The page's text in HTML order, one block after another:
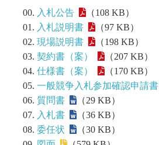
入札公告
（108 KB）
入札説明書
（97 KB）
現場説明書
（198 KB）
契約書（案）
（207 KB）
仕様書（案）
（170 KB）
一般競争入札参加確認申請書
質問書
（29 KB）
入札書
（36 KB）
委任状
（30 KB）